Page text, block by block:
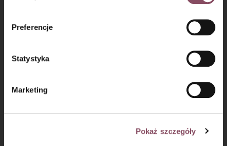
informacji o przetwarzaniu danych osobowych oraz
Polityce
prywatności.
Preferencje
Statystyka
Marketing
Pokaż szczegóły
Piecz w nagrzanym air frayerze w 160° przez 40 minut.